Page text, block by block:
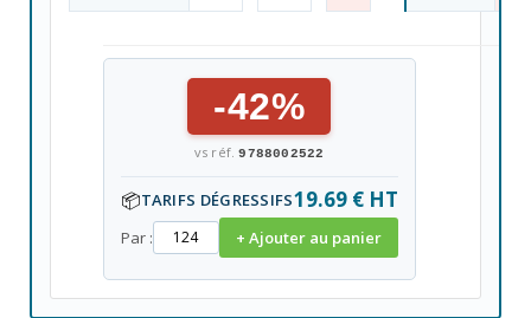
-42%
vs réf.9788002522
📦TARIFS DÉGRESSIFS19.69 € HT
Par : + Ajouter au panier